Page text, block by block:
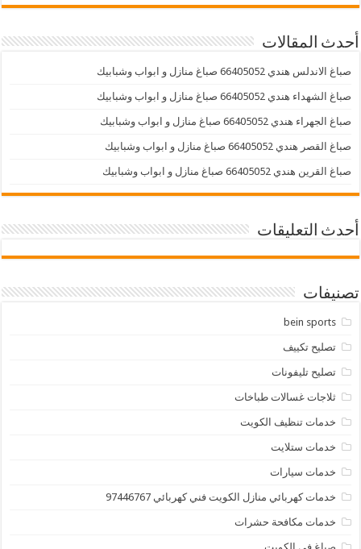
أحدث المقالات
صباغ الاندلس هندي 66405052 صباغ منازل و ابواب وشبابيك
صباغ الشهداء هندي 66405052 صباغ منازل و ابواب وشبابيك
صباغ الجهراء هندي 66405052 صباغ منازل و ابواب وشبابيك
صباغ القصر هندي 66405052 صباغ منازل و ابواب وشبابيك
صباغ القرين هندي 66405052 صباغ منازل و ابواب وشبابيك
أحدث التعليقات
تصنيفات
bein sports
تصليح تكييف
تصليح تليفونات
ثلاجات غسالات طباخات
خدمات تنظيف الكويت
خدمات ستلايت
خدمات سيارات
خدمات كهربائي منازل الكويت فني كهربائي 97446767
خدمات مكافحة حشرات